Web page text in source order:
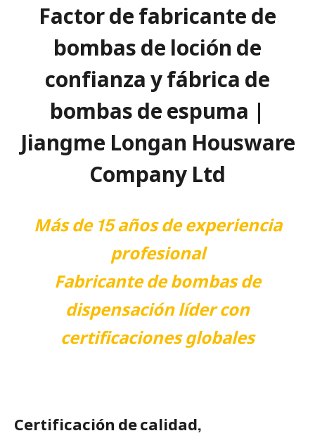
Factor de fabricante de
bombas de loción de
confianza y fábrica de
bombas de espuma |
Jiangme Longan Housware
Company Ltd
Más de 15 años de experiencia
profesional
Fabricante de bombas de
dispensación líder con
certificaciones globales
Certificación de calidad,